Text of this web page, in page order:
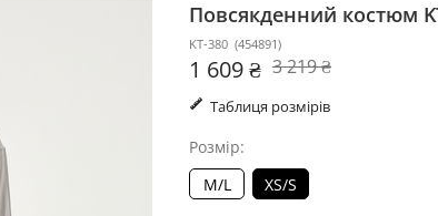
Повсякденний костюм
KT-380 (454891)
1 609 ₴ 3 219 ₴
Таблиця розмірів
Розмір:
M/L
XS/S